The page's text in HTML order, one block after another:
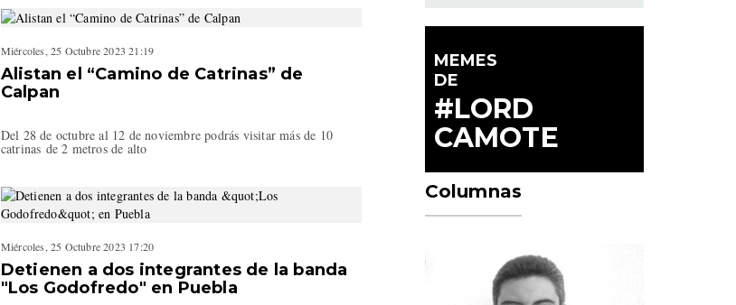
Miércoles, 25 Octubre 2023 21:19
Alistan el “Camino de Catrinas” de
Calpan
Del 28 de octubre al 12 de noviembre podrás visitar más de 10
catrinas de 2 metros de alto
Miércoles, 25 Octubre 2023 17:20
Detienen a dos integrantes de la banda
"Los Godofredo" en Puebla
MEMES
DE
#LORD
CAMOTE
Columnas